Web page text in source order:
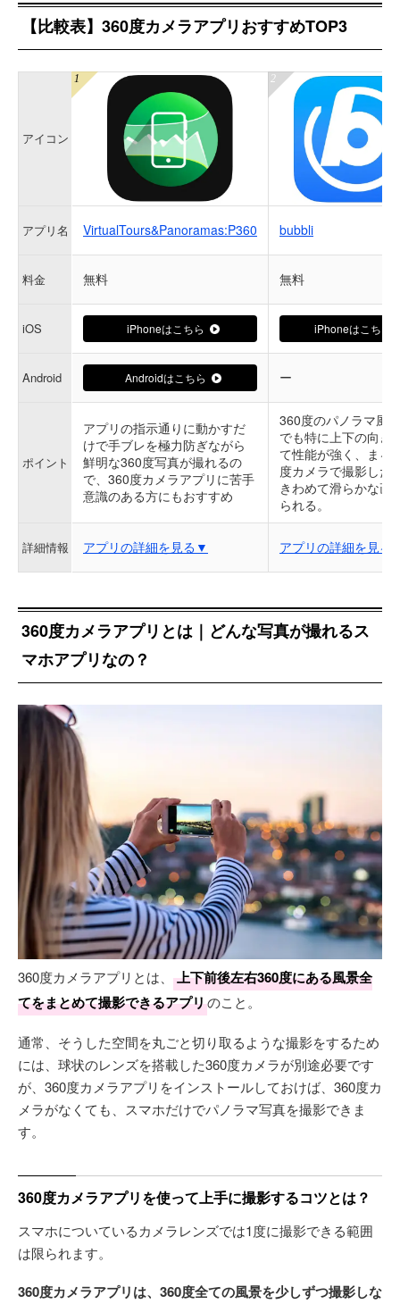
【比較表】360度カメラアプリおすすめTOP3
アイコン
アプリ名 VirtualTours&Panoramas:P360 bubbli
料金 無料 無料
iOS iPhoneはこちら iPhoneはこちら
Android Androidはこちら ー
ポイント
アプリの指示通りに動かすだ
けで手ブレを極力防ぎながら
鮮明な360度写真が撮れるの
で、360度カメラアプリに苦手
意識のある方にもおすすめ
360度のパノラマ風
でも特に上下の向き
て性能が強く、まる
度カメラで撮影した
きわめて滑らかな画
られる。
詳細情報 アプリの詳細を見る▼ アプリの詳細を見
360度カメラアプリとは｜どんな写真が撮れるス
マホアプリなの？
360度カメラアプリとは、
上下前後左右360度にある風景全
てをまとめて撮影できるアプリのこと。
通常、そうした空間を丸ごと切り取るような撮影をするため
には、球状のレンズを搭載した360度カメラが別途必要です
が、360度カメラアプリをインストールしておけば、360度カ
メラがなくても、スマホだけでパノラマ写真を撮影できま
す。
360度カメラアプリを使って上手に撮影するコツとは？
スマホについているカメラレンズでは1度に撮影できる範囲
は限られます。
360度カメラアプリは、360度全ての風景を少しずつ撮影しな